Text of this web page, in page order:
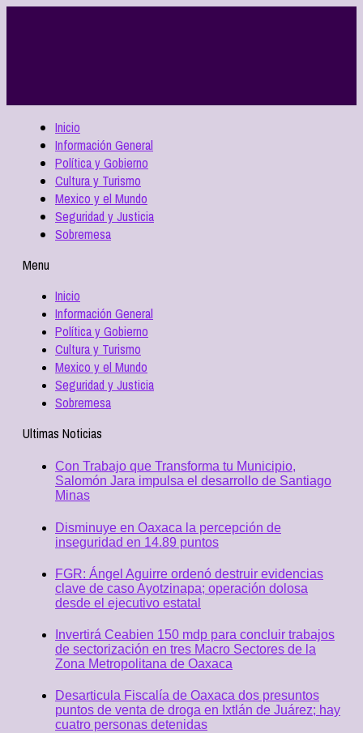
Inicio
Información General
Política y Gobierno
Cultura y Turismo
Mexico y el Mundo
Seguridad y Justicia
Sobremesa
Menu
Inicio
Información General
Política y Gobierno
Cultura y Turismo
Mexico y el Mundo
Seguridad y Justicia
Sobremesa
Ultimas Noticias
Con Trabajo que Transforma tu Municipio,
Salomón Jara impulsa el desarrollo de Santiago
Minas
Disminuye en Oaxaca la percepción de
inseguridad en 14.89 puntos
FGR: Ángel Aguirre ordenó destruir evidencias
clave de caso Ayotzinapa; operación dolosa
desde el ejecutivo estatal
Invertirá Ceabien 150 mdp para concluir trabajos
de sectorización en tres Macro Sectores de la
Zona Metropolitana de Oaxaca
Desarticula Fiscalía de Oaxaca dos presuntos
puntos de venta de droga en Ixtlán de Juárez; hay
cuatro personas detenidas